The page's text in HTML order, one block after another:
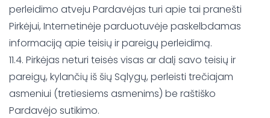
perleidimo atveju Pardavėjas turi apie tai pranešti
Pirkėjui, Internetinėje parduotuvėje paskelbdamas
informaciją apie teisių ir pareigų perleidimą.
11.4. Pirkėjas neturi teisės visas ar dalį savo teisių ir
pareigų, kylančių iš šių Sąlygų, perleisti trečiajam
asmeniui (tretiesiems asmenims) be raštiško
Pardavėjo sutikimo.